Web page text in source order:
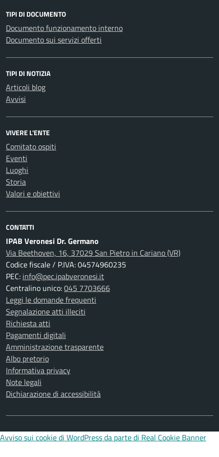
TIPI DI DOCUMENTO
Documento funzionamento interno
Documento sui servizi offerti
TIPI DI NOTIZIA
Articoli blog
Avvisi
VIVERE L'ENTE
Comitato ospiti
Eventi
Luoghi
Storia
Valori e obiettivi
CONTATTI
IPAB Veronesi Dr. Germano
Via Beethoven, 16, 37029 San Pietro in Cariano (VR)
Codice fiscale / P.IVA: 04574960235
PEC: info@pec.ipabveronesi.it
Centralino unico:045 7703666
Leggi le domande frequenti
Segnalazione atti illeciti
Richiesta atti
Pagamenti digitali
Amministrazione trasparente
Albo pretorio
Informativa privacy
Note legali
Dichiarazione di accessibilità
Avviso sui cookie di WordPress da parte di Real Cookie Banner